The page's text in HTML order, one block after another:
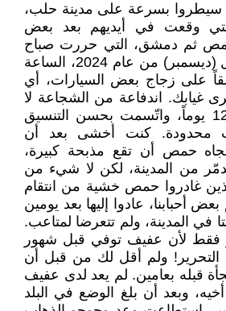
سيطروا بسرعة على مدينة حلب،
التي وقعت في أيديهم بعد بعض
حمص ثم دمشق، التي حررت صباح
الثامن من كانون الأول (ديسمبر) من عام 2024، الساعة
على زجاج بعض السيارات، أي
غيابك. اندفاعة من الشجاعة لا
تصدق، أخذت بالكاد 12 يوماً، واتّسمت بحسن التنسيق
محدودة. كنت أخشى بعد أن
حمص أن تقع مذبحة كبيرة،
من المدينة، لكن لا شيء من
غادروا حمص خشية من انتقام
أحبابنا، عادوا إليها بعد يومين
في المدينة، ولم تتعرضا لمتاعب.
فقط لأن عفيف توفي قبل شهور
التحرير! ولم أقل لك من قبل أن
قبله بعامين. لم يعد لدى عفيف
وبعد أن بلغ الوضع في البلد